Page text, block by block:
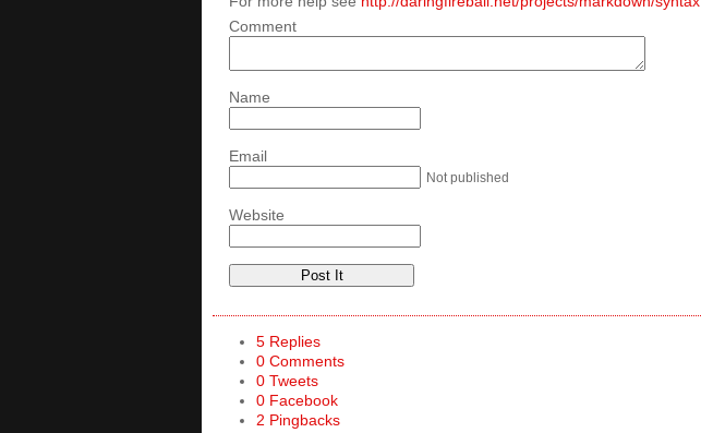
Comment
Name
Email
Not published
Website
5 Replies
0 Comments
0 Tweets
0 Facebook
2 Pingbacks